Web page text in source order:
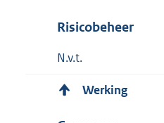
Risicobeheer
N.v.t.
Werking